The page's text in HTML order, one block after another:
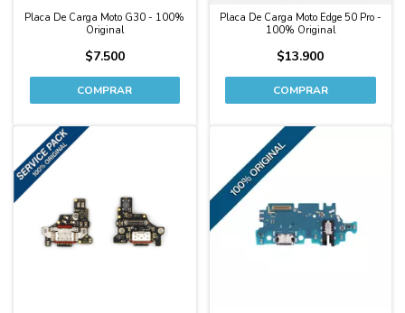
Placa De Carga Moto G30 - 100%
Original
$7.500
Placa De Carga Moto Edge 50 Pro -
100% Original
$13.900